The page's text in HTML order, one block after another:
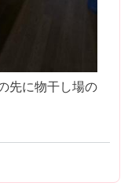
先に物干し場の